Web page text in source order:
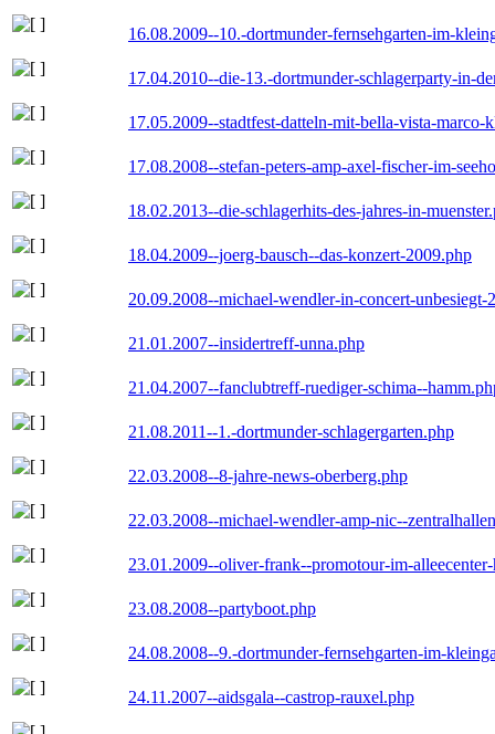
16.08.2009--10.-dortmunder-fernsehgarten-im-
17.04.2010--die-13.-dortmunder-schlagerparty-in-
17.05.2009--stadtfest-datteln-mit-bella-vista-marco-
17.08.2008--stefan-peters-amp-axel-fischer-im-
18.02.2013--die-schlagerhits-des-jahres-in-
18.04.2009--joerg-bausch--das-konzert-2009.php
20.09.2008--michael-wendler-in-concert-unbesiegt-
21.01.2007--insidertreff-unna.php
21.04.2007--fanclubtreff-ruediger-schima--
21.08.2011--1.-dortmunder-schlagergarten.php
22.03.2008--8-jahre-news-oberberg.php
22.03.2008--michael-wendler-amp-nic--
23.01.2009--oliver-frank--promotour-im-
23.08.2008--partyboot.php
24.08.2008--9.-dortmunder-fernsehgarten-im-
24.11.2007--aidsgala--castrop-rauxel.php